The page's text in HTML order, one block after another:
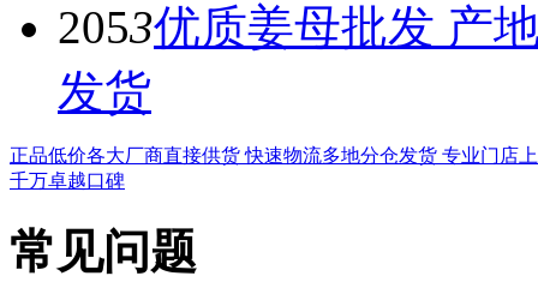
2053优质姜母批发 产
发货
正品低价各大厂商直接供货 快速物流多地分仓发货 专业门店
千万卓越口碑
常见问题